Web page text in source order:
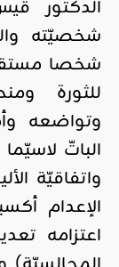
الدكتور
شخصيّته
شخصا
للثورة
وتواضعه
الباتّ
واتفاقيّة
الإعدام
اعتزامه